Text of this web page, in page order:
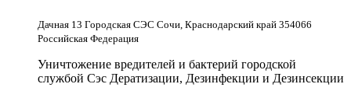
Дачная 13 Городская СЭС Сочи, Краснодарский край 354066
Российская Федерация
Уничтожение вредителей и бактерий городской
службой Сэс Дератизации, Дезинфекции и Дезинсекции